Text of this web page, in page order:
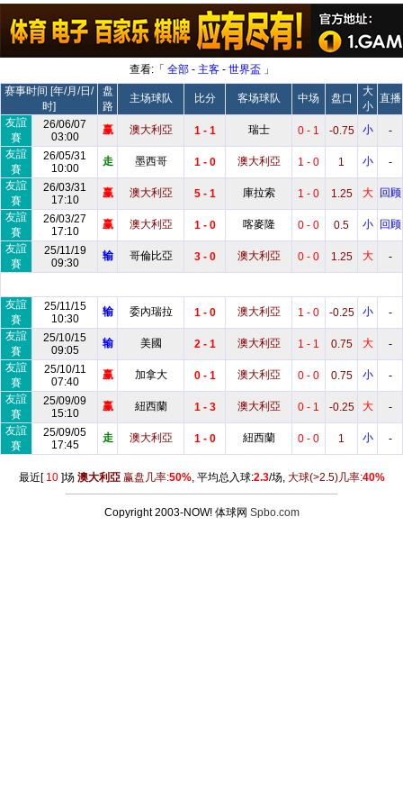
查看:「 全部- 主客- 世界盃 」
赛事时间 [年/月/日/
时]
盘
路
主场球队 比分 客场球队 中场 盘口
大
小
直播
友誼
賽
26/06/07
03:00
赢 澳大利亞 1 - 1 瑞士 0 - 1 -0.75 小
-
友誼
賽
26/05/31
10:00
走 墨西哥 1 - 0 澳大利亞 1 - 0 1 小
-
友誼
賽
26/03/31
17:10
赢 澳大利亞 5 - 1 庫拉索 1 - 0 1.25 大
回顾
友誼
賽
26/03/27
17:10
赢 澳大利亞 1 - 0 喀麥隆 0 - 0 0.5 小
回顾
友誼
賽
25/11/19
09:30
输 哥倫比亞 3 - 0 澳大利亞 0 - 0 1.25 大 -
友誼
賽
25/11/15
10:30
输 委內瑞拉 1 - 0 澳大利亞 1 - 0 -0.25 小
-
友誼
賽
25/10/15
09:05
输 美國 2 - 1 澳大利亞 1 - 1 0.75 大
-
友誼
賽
25/10/11
07:40
赢 加拿大 0 - 1 澳大利亞 0 - 0 0.75 小
-
友誼
賽
25/09/09
15:10
赢 紐西蘭 1 - 3 澳大利亞 0 - 1 -0.25 大
-
友誼
賽
25/09/05
17:45
走 澳大利亞 1 - 0 紐西蘭 0 - 0 1 小 -
最近[ 10]场 澳大利亞赢盘几率:50%, 平均总入球:2.3/场, 大球(>2.5)几率:40%
Copyright 2003-NOW! 体球网 Spbo.com